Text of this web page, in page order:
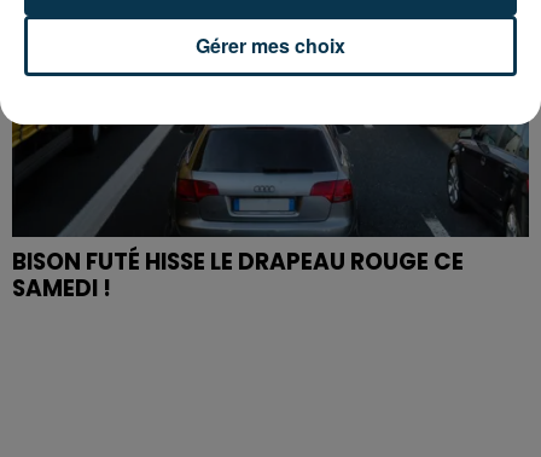
BISON FUTÉ HISSE LE DRAPEAU ROUGE CE
SAMEDI !
Gérer mes choix